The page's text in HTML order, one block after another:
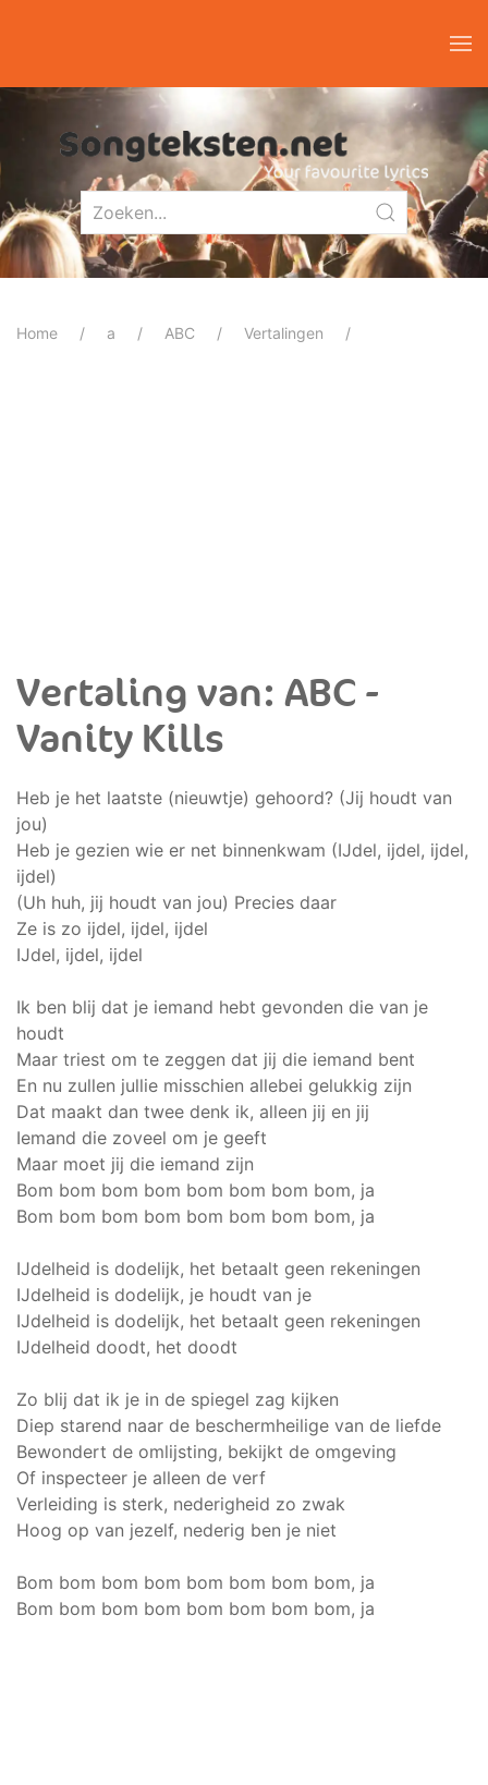
Home a ABC Vertalingen
Vertaling van: ABC -
Vanity Kills
Heb je het laatste (nieuwtje) gehoord? (Jij houdt van
jou)
Heb je gezien wie er net binnenkwam (IJdel, ijdel, ijdel,
ijdel)
(Uh huh, jij houdt van jou) Precies daar
Ze is zo ijdel, ijdel, ijdel
IJdel, ijdel, ijdel
Ik ben blij dat je iemand hebt gevonden die van je
houdt
Maar triest om te zeggen dat jij die iemand bent
En nu zullen jullie misschien allebei gelukkig zijn
Dat maakt dan twee denk ik, alleen jij en jij
Iemand die zoveel om je geeft
Maar moet jij die iemand zijn
Bom bom bom bom bom bom bom bom, ja
Bom bom bom bom bom bom bom bom, ja
IJdelheid is dodelijk, het betaalt geen rekeningen
IJdelheid is dodelijk, je houdt van je
IJdelheid is dodelijk, het betaalt geen rekeningen
IJdelheid doodt, het doodt
Zo blij dat ik je in de spiegel zag kijken
Diep starend naar de beschermheilige van de liefde
Bewondert de omlijsting, bekijkt de omgeving
Of inspecteer je alleen de verf
Verleiding is sterk, nederigheid zo zwak
Hoog op van jezelf, nederig ben je niet
Bom bom bom bom bom bom bom bom, ja
Bom bom bom bom bom bom bom bom, ja